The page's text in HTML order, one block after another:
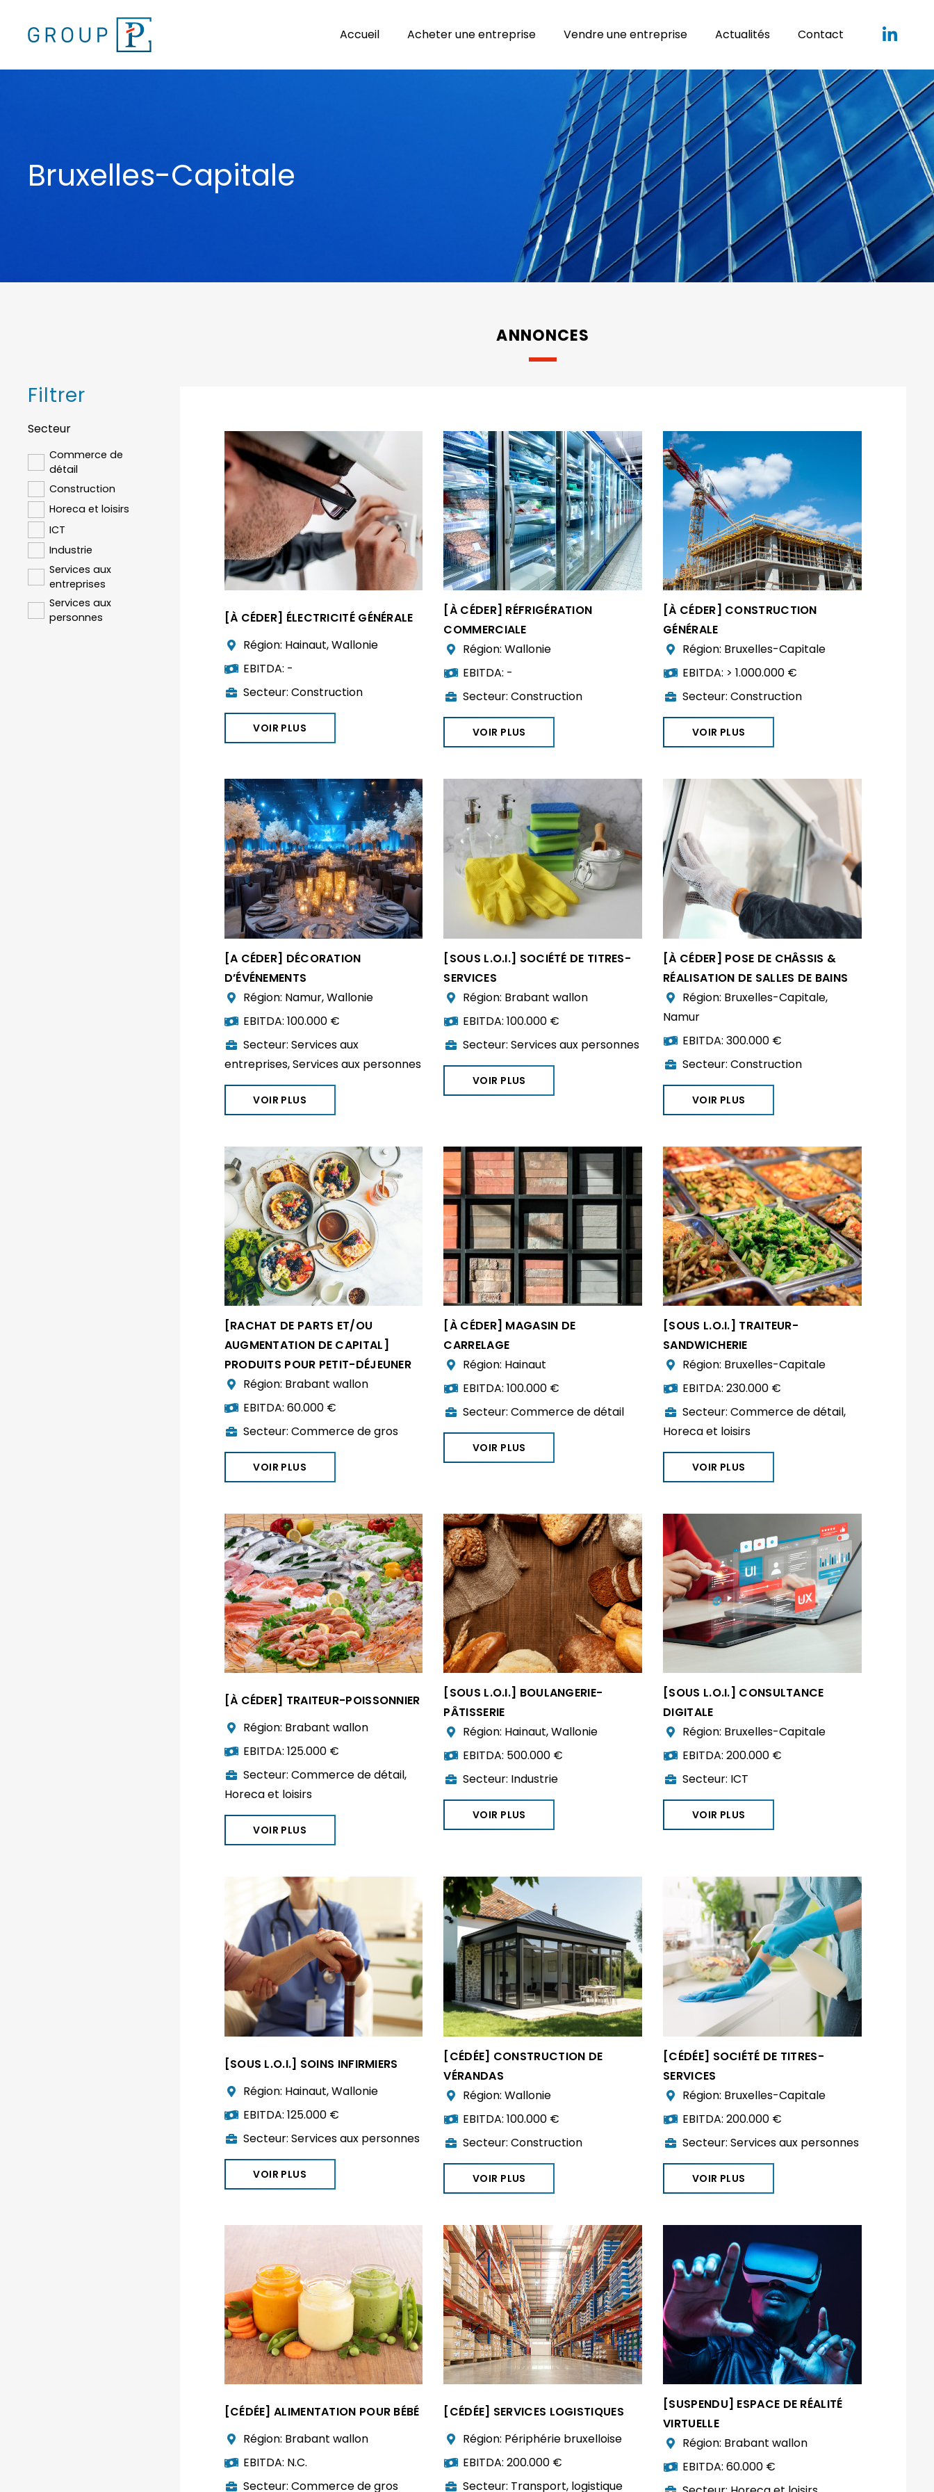
Accueil Acheter une entreprise Vendre une entreprise Actualités Contact
Bruxelles-Capitale
Filtrer
Secteur
Commerce de
détail
Construction
Horeca et loisirs
ICT
Industrie
Services aux
entreprises
Services aux
personnes
ANNONCES
[À CÉDER] ÉLECTRICITÉ GÉNÉRALE
Région: Hainaut,Wallonie
EBITDA: -
Secteur:Construction
VOIR PLUS
[À CÉDER] RÉFRIGÉRATION
COMMERCIALE
Région: Wallonie
EBITDA: -
Secteur: Construction
VOIR PLUS
[À CÉDER] CONSTRUCTION
GÉNÉRALE
Région: Bruxelles-Capitale
EBITDA: > 1.000.000 €
Secteur: Construction
VOIR PLUS
[A CÉDER] DÉCORATION
D’ÉVÉNEMENTS
Région: Namur,Wallonie
EBITDA:100.000 €
Secteur:Services aux
entreprises,Services aux personnes
VOIR PLUS
[SOUS L.O.I.] SOCIÉTÉ DE TITRES-
SERVICES
Région: Brabant wallon
EBITDA: 100.000 €
Secteur: Services aux personnes
VOIR PLUS
[À CÉDER] POSE DE CHÂSSIS &
RÉALISATION DE SALLES DE BAINS
Région: Bruxelles-Capitale,
Namur
EBITDA: 300.000 €
Secteur: Construction
VOIR PLUS
[RACHAT DE PARTS ET/OU
AUGMENTATION DE CAPITAL]
PRODUITS POUR PETIT-DÉJEUNER
Région: Brabant wallon
EBITDA:60.000 €
Secteur:Commerce de gros
VOIR PLUS
[À CÉDER] MAGASIN DE
CARRELAGE
Région: Hainaut
EBITDA: 100.000 €
Secteur: Commerce de détail
VOIR PLUS
[SOUS L.O.I.] TRAITEUR-
SANDWICHERIE
Région: Bruxelles-Capitale
EBITDA: 230.000 €
Secteur: Commerce de détail,
Horeca et loisirs
VOIR PLUS
[À CÉDER] TRAITEUR-POISSONNIER
Région: Brabant wallon
EBITDA:125.000 €
Secteur:Commerce de détail,
Horeca et loisirs
VOIR PLUS
[SOUS L.O.I.] BOULANGERIE-
PÂTISSERIE
Région: Hainaut,Wallonie
EBITDA: 500.000 €
Secteur: Industrie
VOIR PLUS
[SOUS L.O.I.] CONSULTANCE
DIGITALE
Région: Bruxelles-Capitale
EBITDA: 200.000 €
Secteur: ICT
VOIR PLUS
[SOUS L.O.I.] SOINS INFIRMIERS
Région: Hainaut,Wallonie
EBITDA:125.000 €
Secteur:Services aux personnes
VOIR PLUS
[CÉDÉE] CONSTRUCTION DE
VÉRANDAS
Région: Wallonie
EBITDA: 100.000 €
Secteur: Construction
VOIR PLUS
[CÉDÉE] SOCIÉTÉ DE TITRES-
SERVICES
Région: Bruxelles-Capitale
EBITDA: 200.000 €
Secteur: Services aux personnes
VOIR PLUS
[CÉDÉE] ALIMENTATION POUR BÉBÉ
Région: Brabant wallon
EBITDA: N.C.
Secteur:Commerce de gros
[CÉDÉE] SERVICES LOGISTIQUES
Région: Périphérie bruxelloise
EBITDA: 200.000 €
Secteur: Transport, logistique
[SUSPENDU] ESPACE DE RÉALITÉ
VIRTUELLE
Région: Brabant wallon
EBITDA: 60.000 €